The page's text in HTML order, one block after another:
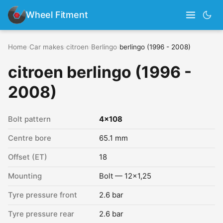
Wheel Fitment
Home Car makes citroen Berlingo berlingo (1996 - 2008)
citroen berlingo (1996 -
2008)
Bolt pattern 4x108
Centre bore 65.1 mm
Offset (ET) 18
Mounting Bolt — 12x1,25
Tyre pressure front 2.6 bar
Tyre pressure rear 2.6 bar